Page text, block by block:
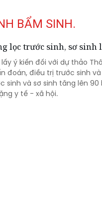
BẨM SINH.
lọc trước sinh, sơ sinh
ý kiến đối với dự thảo
đoán, điều trị trước sinh
sinh và sơ sinh tăng lên
y tế - xã hội.